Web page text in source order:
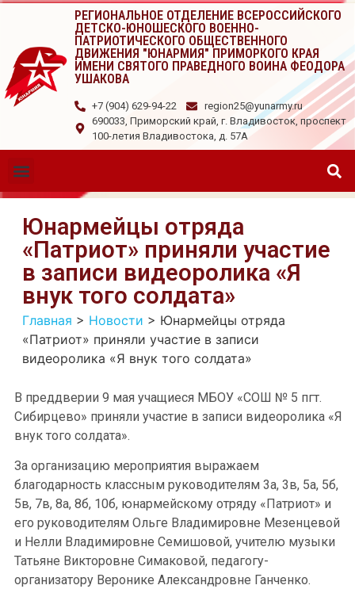
РЕГИОНАЛЬНОЕ ОТДЕЛЕНИЕ ВСЕРОССИЙСКОГО
ДЕТСКО-ЮНОШЕСКОГО ВОЕННО-
ПАТРИОТИЧЕСКОГО ОБЩЕСТВЕННОГО
ДВИЖЕНИЯ "ЮНАРМИЯ" ПРИМОРКОГО КРАЯ
ИМЕНИ СВЯТОГО ПРАВЕДНОГО ВОИНА ФЕОДОРА
УШАКОВА
+7 (904) 629-94-22
region25@yunarmy.ru
690033, Приморский край, г. Владивосток, проспект
100-летия Владивостока, д. 57А
Юнармейцы отряда
«Патриот» приняли участие
в записи видеоролика «Я
внук того солдата»
Главная > Новости > Юнармейцы отряда
«Патриот» приняли участие в записи
видеоролика «Я внук того солдата»
В преддверии 9 мая учащиеся МБОУ «СОШ № 5 пгт.
Сибирцево» приняли участие в записи видеоролика «Я
внук того солдата».
За организацию мероприятия выражаем
благодарность классным руководителям 3а, 3в, 5а, 5б,
5в, 7в, 8а, 8б, 10б, юнармейскому отряду «Патриот» и
его руководителям Ольге Владимировне Мезенцевой
и Нелли Владимировне Семишовой, учителю музыки
Татьяне Викторовне Симаковой, педагогу-
организатору Веронике Александровне Ганченко.